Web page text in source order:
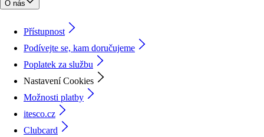
O nás
Přístupnost
Podívejte se, kam doručujeme
Poplatek za službu
Nastavení Cookies
Možnosti platby
itesco.cz
Clubcard